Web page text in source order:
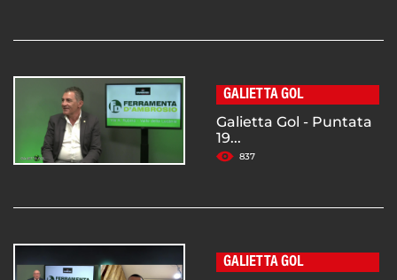
GALIETTA GOL
Galietta Gol - Puntata
19...
837
GALIETTA GOL